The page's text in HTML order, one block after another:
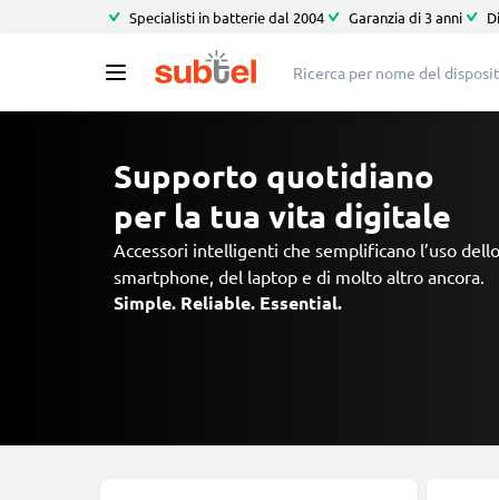
Specialisti in batterie dal 2004 Garanzia di 3 anni
Supporto quotidiano
per la tua vita digitale
Accessori intelligenti che semplificano l’uso dello
smartphone, del laptop e di molto altro ancora.
Simple. Reliable. Essential.